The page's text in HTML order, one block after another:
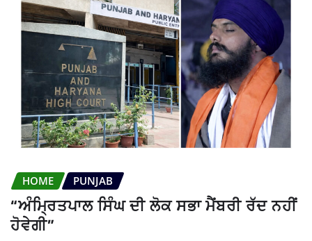
HOME PUNJAB
“ਅੰਮ੍ਰਿਤਪਾਲ ਸਿੰਘ ਦੀ ਲੋਕ ਸਭਾ ਮੈਂਬਰੀ ਰੱਦ ਨਹੀਂ
ਹੋਵੇਗੀ”